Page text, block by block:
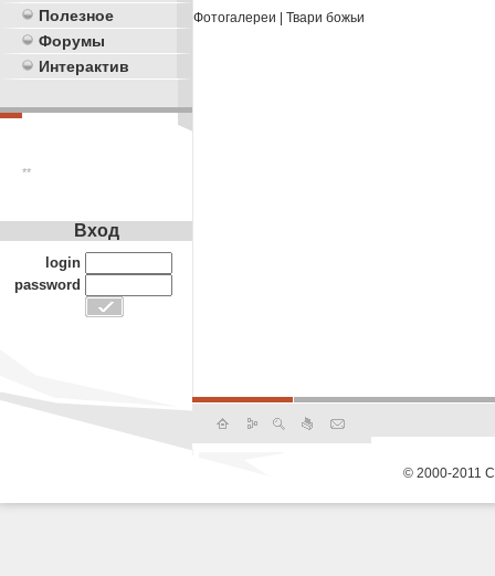
Полезное
Форумы
Интерактив
**
Фотогалереи Твари божьи
Вход
login
password
© 2000-2011